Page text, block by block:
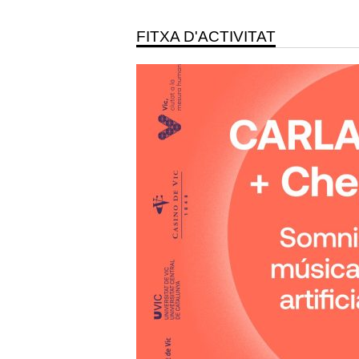
FITXA D'ACTIVITAT